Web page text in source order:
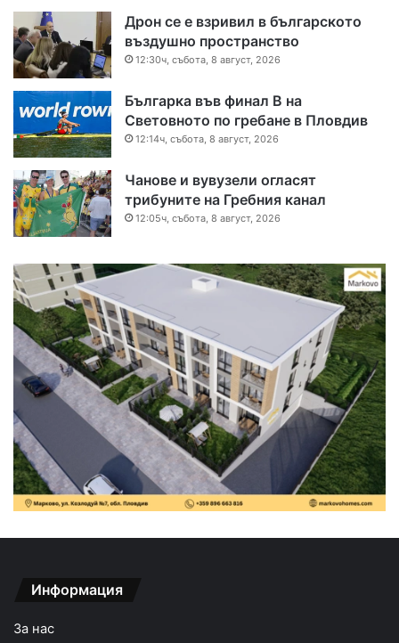
Дрон се е взривил в българското
въздушно пространство
12:30ч, събота, 8 август, 2026
Българка във финал B на
Световното по гребане в Пловдив
12:14ч, събота, 8 август, 2026
Чанове и вувузели огласят
трибуните на Гребния канал
12:05ч, събота, 8 август, 2026
Информация
За нас